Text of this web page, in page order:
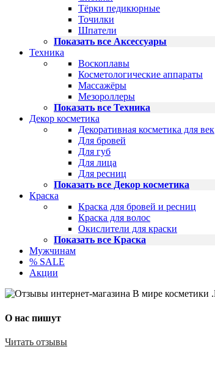
Тёрки педикюрные
Точилки
Шпатели
Показать все Аксессуары
Техника
Воскоплавы
Косметологические аппараты
Массажёры
Мезороллеры
Показать все Техника
Декор косметика
Декоративная косметика для век
Для бровей
Для губ
Для лица
Для ресниц
Показать все Декор косметика
Краска
Краска для бровей и ресниц
Краска для волос
Окислители для краски
Показать все Краска
Мужчинам
% SALE
Акции
О нас пишут
Читать отзывы